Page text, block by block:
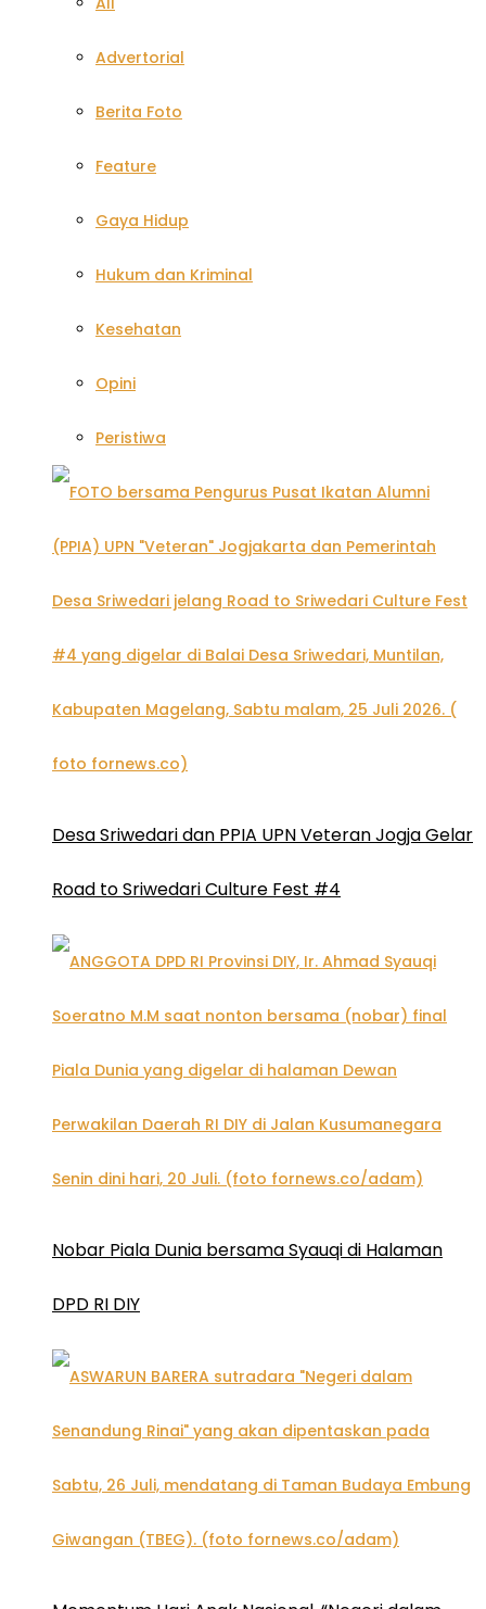
Advertorial
Berita Foto
Feature
Gaya Hidup
Hukum dan Kriminal
Kesehatan
Opini
Peristiwa
Desa Sriwedari dan PPIA UPN Veteran Jogja Gelar
Road to Sriwedari Culture Fest #4
Nobar Piala Dunia bersama Syauqi di Halaman
DPD RI DIY